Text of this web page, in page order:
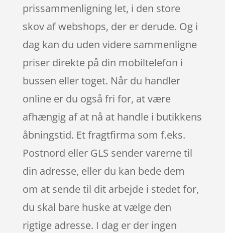
prissammenligning let, i den store
skov af webshops, der er derude. Og i
dag kan du uden videre sammenligne
priser direkte på din mobiltelefon i
bussen eller toget. Når du handler
online er du også fri for, at være
afhængig af at nå at handle i butikkens
åbningstid. Et fragtfirma som f.eks.
Postnord eller GLS sender varerne til
din adresse, eller du kan bede dem
om at sende til dit arbejde i stedet for,
du skal bare huske at vælge den
rigtige adresse. I dag er der ingen